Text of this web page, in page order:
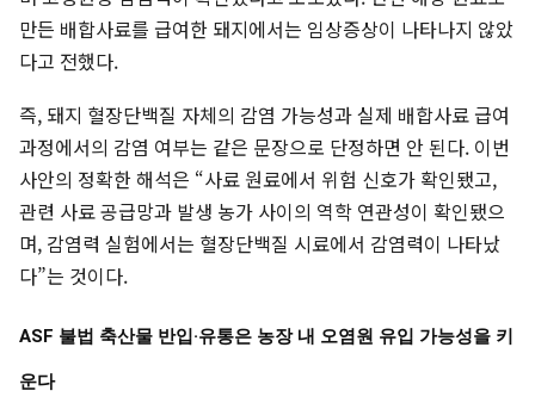
만든 배합사료를 급여한 돼지에서는 임상증상이 나타나지 않았
다고 전했다.
즉, 돼지 혈장단백질 자체의 감염 가능성과 실제 배합사료 급여
과정에서의 감염 여부는 같은 문장으로 단정하면 안 된다. 이번
사안의 정확한 해석은 “사료 원료에서 위험 신호가 확인됐고,
관련 사료 공급망과 발생 농가 사이의 역학 연관성이 확인됐으
며, 감염력 실험에서는 혈장단백질 시료에서 감염력이 나타났
다”는 것이다.
ASF 불법 축산물 반입·유통은 농장 내 오염원 유입 가능성을 키
운다